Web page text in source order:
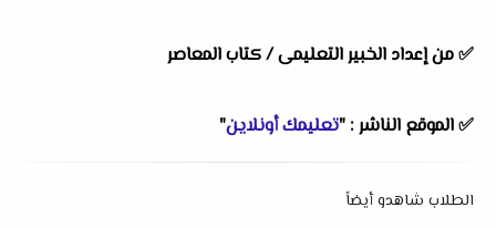
✅ من إعداد الخبير التعليمى / كتاب المعاصر
✅ الموقع الناشر : "تعليمك أونلاين"
الطلاب شاهدو أيضاً